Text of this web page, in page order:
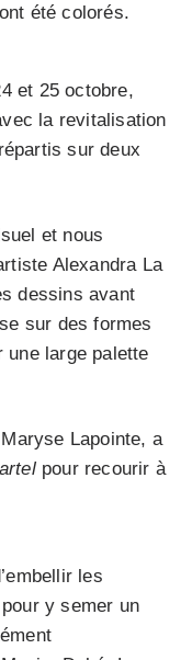
été colorés.
et 25 octobre,
la revitalisation
sur deux
et nous
Alexandra La
dessins avant
sur des formes
une large palette
Lapointe, a
pour recourir à
les
y semer un